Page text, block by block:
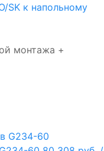
SK к напольному
монтажа +